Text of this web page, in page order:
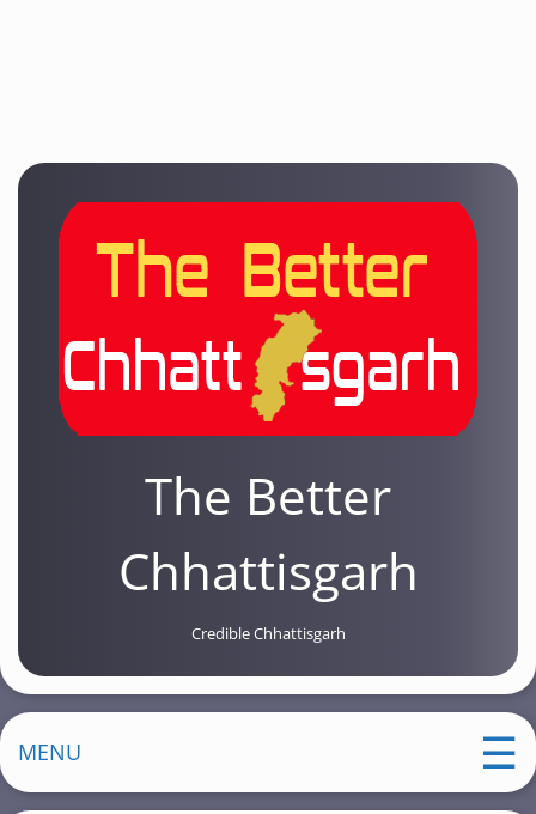
The Better
Chhattisgarh
Credible Chhattisgarh
MENU